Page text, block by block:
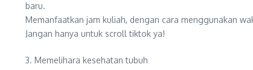
baru.
Memanfaatkan jam kuliah, dengan cara menggunakan
Jangan hanya untuk scroll tiktok ya!
3. Memelihara kesehatan tubuh